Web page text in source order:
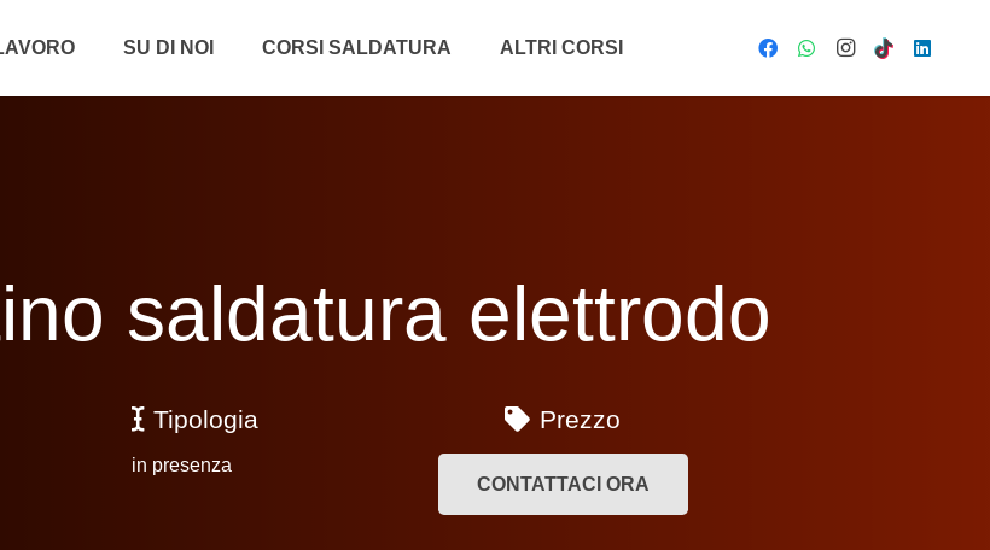
SU DI NOI CORSI SALDATURA ALTRI CORSI
saldatura elettrodo
Tipologia
in presenza
Prezzo
CONTATTACI ORA